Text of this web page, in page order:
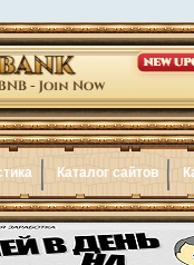
Каталог сайтов